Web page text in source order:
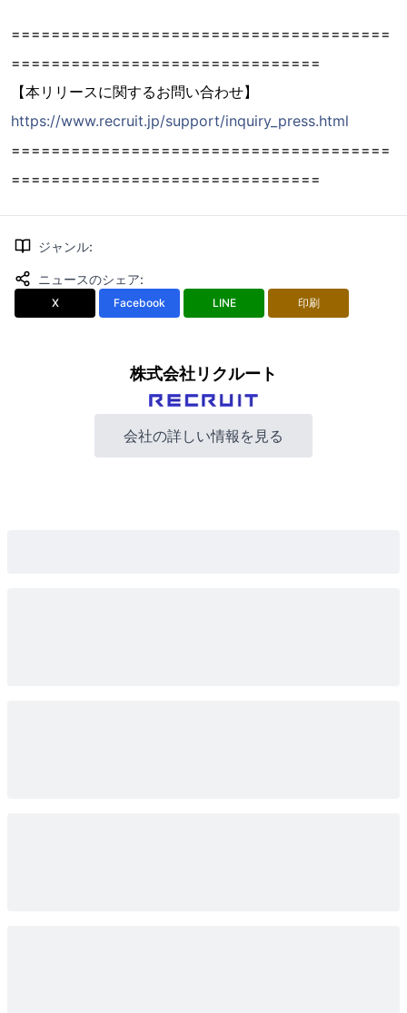
======================================
===============================
【本リリースに関するお問い合わせ】
https://www.recruit.jp/support/inquiry_press.html
======================================
===============================
ジャンル:
ニュースのシェア:
X Facebook LINE 印刷
株式会社リクルート
会社の詳しい情報を見る